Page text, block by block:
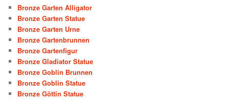
Bronze Garten Alligator
Bronze Garten Statue
Bronze Garten Urne
Bronze Gartenbrunnen
Bronze Gartenfigur
Bronze Gladiator Statue
Bronze Goblin Brunnen
Bronze Goblin Statue
Bronze Göttin Statue